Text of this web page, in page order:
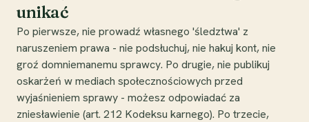
unikać
Po pierwsze, nie prowadź własnego 'śledztwa' z
naruszeniem prawa - nie podsłuchuj, nie hakuj kont, nie
groź domniemanemu sprawcy. Po drugie, nie publikuj
oskarżeń w mediach społecznościowych przed
wyjaśnieniem sprawy - możesz odpowiadać za
zniesławienie (art. 212 Kodeksu karnego). Po trzecie,